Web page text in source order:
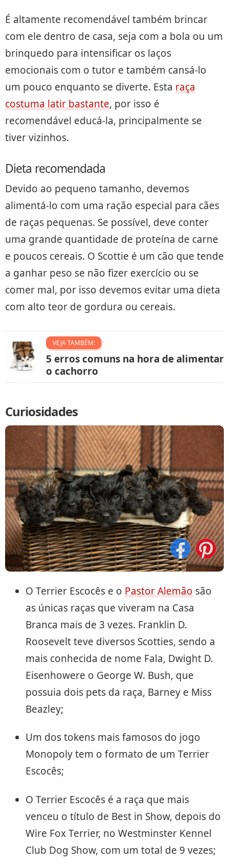
É altamente recomendável também brincar
com ele dentro de casa, seja com a bola ou um
brinquedo para intensificar os laços
emocionais com o tutor e também cansá-lo
um pouco enquanto se diverte. Esta raça
costuma latir bastante, por isso é
recomendável educá-la, principalmente se
tiver vizinhos.
Dieta recomendada
Devido ao pequeno tamanho, devemos
alimentá-lo com uma ração especial para cães
de raças pequenas. Se possível, deve conter
uma grande quantidade de proteína de carne
e poucos cereais. O Scottie é um cão que tende
a ganhar peso se não fizer exercício ou se
comer mal, por isso devemos evitar uma dieta
com alto teor de gordura ou cereais.
VEJA TAMBÉM:
5 erros comuns na hora de alimentar
o cachorro
Curiosidades
O Terrier Escocês e o Pastor Alemão são
as únicas raças que viveram na Casa
Branca mais de 3 vezes. Franklin D.
Roosevelt teve diversos Scotties, sendo a
mais conhecida de nome Fala, Dwight D.
Eisenhowere o George W. Bush, que
possuia dois pets da raça, Barney e Miss
Beazley;
Um dos tokens mais famosos do jogo
Monopoly tem o formato de um Terrier
Escocês;
O Terrier Escocês é a raça que mais
venceu o título de Best in Show, depois do
Wire Fox Terrier, no Westminster Kennel
Club Dog Show, com um total de 9 vezes;